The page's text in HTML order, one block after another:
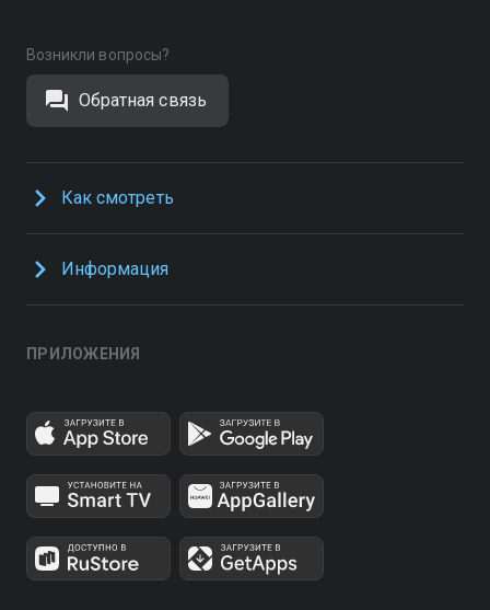
Возникли вопросы?
Обратная связь
Как смотреть
Информация
ПРИЛОЖЕНИЯ